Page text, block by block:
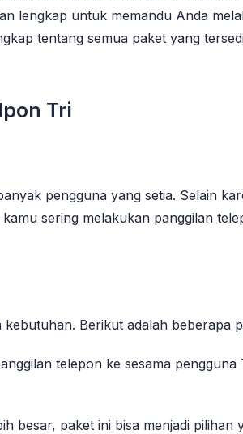
lengkap untuk memandu Anda
tentang semua paket yang
Tri
pengguna yang setia. Selain
sering melakukan panggilan
Berikut adalah beberapa
telepon ke sesama
paket ini bisa menjadi